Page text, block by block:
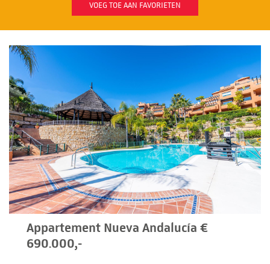
VOEG TOE AAN FAVORIETEN
Appartement Nueva Andalucía €
690.000,-